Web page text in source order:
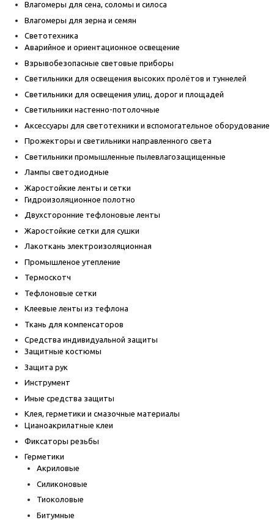
Влагомеры для сена, соломы и силоса
Влагомеры для зерна и семян
Светотехника
Аварийное и ориентационное освещение
Взрывобезопасные световые приборы
Светильники для освещения высоких пролётов и туннелей
Светильники для освещения улиц, дорог и площадей
Светильники настенно-потолочные
Аксессуары для светотехники и вспомогательное оборудование
Прожекторы и светильники направленного света
Светильники промышленные пылевлагозащищенные
Лампы светодиодные
Жаростойкие ленты и сетки
Гидроизоляционное полотно
Двухсторонние тефлоновые ленты
Жаростойкие сетки для сушки
Лакоткань электроизоляционная
Промышленое утепление
Термоскотч
Тефлоновые сетки
Клеевые ленты из тефлона
Ткань для компенсаторов
Средства индивидуальной защиты
Защитные костюмы
Защита рук
Инструмент
Иные средства защиты
Клея, герметики и смазочные материалы
Цианоакрилатные клеи
Фиксаторы резьбы
Герметики
Акриловые
Силиконовые
Тиоколовые
Битумные